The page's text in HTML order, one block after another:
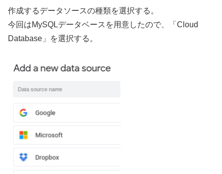
作成するデータソースの種類を選択する。
今回はMySQLデータベースを用意したので、「Cloud
Database」を選択する。